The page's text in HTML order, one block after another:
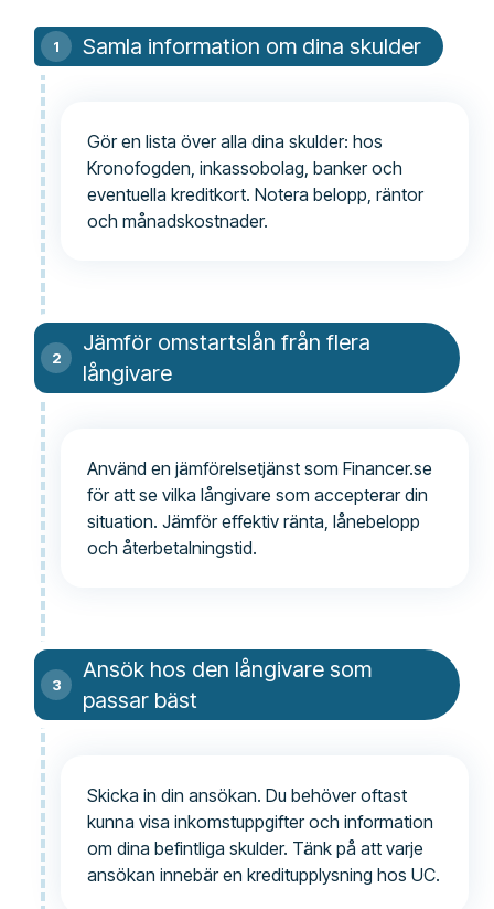
Samla information om dina skulder
Gör en lista över alla dina skulder: hos
Kronofogden, inkassobolag, banker och
eventuella kreditkort. Notera belopp, räntor
och månadskostnader.
Jämför omstartslån från flera
långivare
Använd en jämförelsetjänst som Financer.se
för att se vilka långivare som accepterar din
situation. Jämför effektiv ränta, lånebelopp
och återbetalningstid.
Ansök hos den långivare som
passar bäst
Skicka in din ansökan. Du behöver oftast
kunna visa inkomstuppgifter och information
om dina befintliga skulder. Tänk på att varje
ansökan innebär en kreditupplysning hos UC.